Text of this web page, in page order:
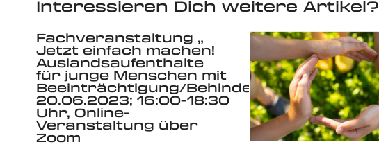
Interessieren Dich weitere Artikel?
Fachveranstaltung „
Jetzt einfach machen!
Auslandsaufenthalte
für junge Menschen mit
Beeinträchtigung/Behinderung“
20.06.2023; 16:00-18:30
Uhr, Online-
Veranstaltung über
Zoom